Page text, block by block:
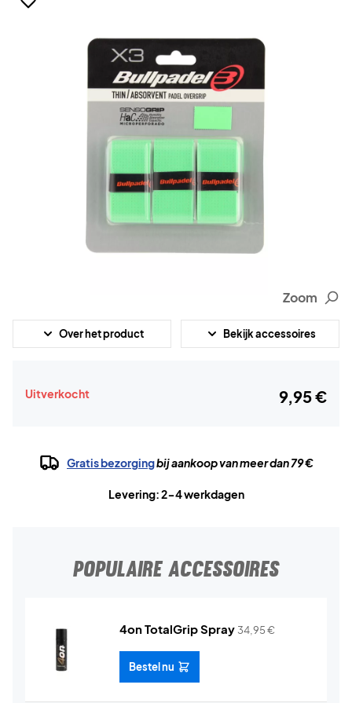
Zoom
Over het product Bekijk accessoires
Uitverkocht 9,95 €
Gratis bezorgingbij aankoop van meer dan 79 €
Levering: 2-4 werkdagen
POPULAIRE ACCESSOIRES
4on TotalGrip Spray 34,95€
Bestel nu